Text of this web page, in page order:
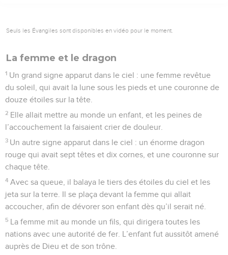
Seuls les Évangiles sont disponibles en vidéo pour le moment.
La femme et le dragon
1 Un grand signe apparut dans le ciel : une femme revêtue
du soleil, qui avait la lune sous les pieds et une couronne de
douze étoiles sur la tête.
2 Elle allait mettre au monde un enfant, et les peines de
l’accouchement la faisaient crier de douleur.
3 Un autre signe apparut dans le ciel : un énorme dragon
rouge qui avait sept têtes et dix cornes, et une couronne sur
chaque tête.
4 Avec sa queue, il balaya le tiers des étoiles du ciel et les
jeta sur la terre. Il se plaça devant la femme qui allait
accoucher, afin de dévorer son enfant dès qu’il serait né.
5 La femme mit au monde un fils, qui dirigera toutes les
nations avec une autorité de fer. L’enfant fut aussitôt amené
auprès de Dieu et de son trône.